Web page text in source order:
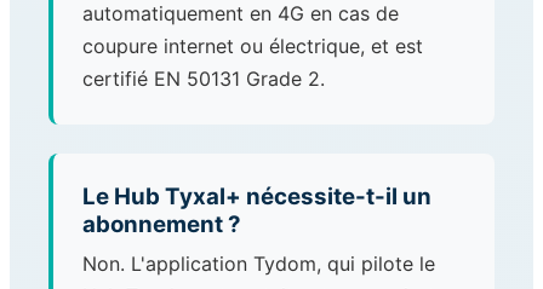
automatiquement en 4G en cas de
coupure internet ou électrique, et est
certifié EN 50131 Grade 2.
Le Hub Tyxal+ nécessite-t-il un
abonnement ?
Non. L'application Tydom, qui pilote le